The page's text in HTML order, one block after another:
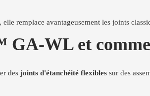
remplace avantageusement les joints
WL et
des joints d'étanchéité flexibles sur des